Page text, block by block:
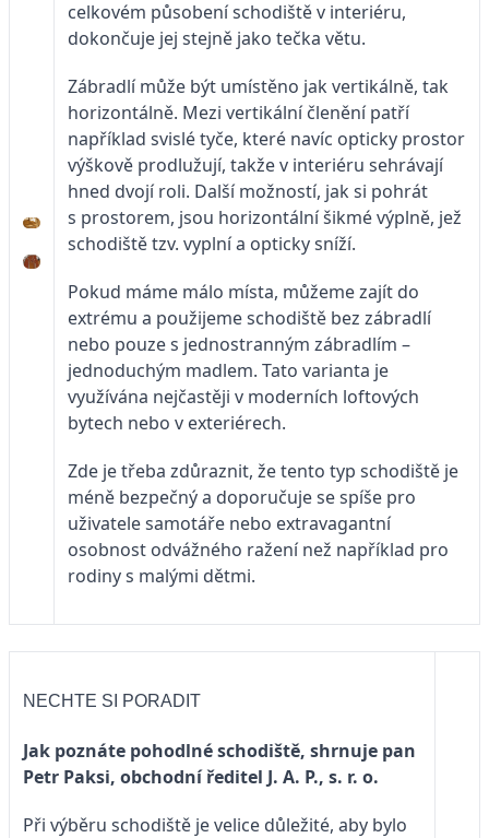
celkovém působení schodiště v interiéru,
dokončuje jej stejně jako tečka větu.
Zábradlí může být umístěno jak vertikálně, tak
horizontálně. Mezi vertikální členění patří
například svislé tyče, které navíc opticky prostor
výškově prodlužují, takže v interiéru sehrávají
hned dvojí roli. Další možností, jak si pohrát
s prostorem, jsou horizontální šikmé výplně, jež
schodiště tzv. vyplní a opticky sníží.
Pokud máme málo místa, můžeme zajít do
extrému a použijeme schodiště bez zábradlí
nebo pouze s jednostranným zábradlím –
jednoduchým madlem. Tato varianta je
využívána nejčastěji v moderních loftových
bytech nebo v exteriérech.
Zde je třeba zdůraznit, že tento typ schodiště je
méně bezpečný a doporučuje se spíše pro
uživatele samotáře nebo extravagantní
osobnost odvážného ražení než například pro
rodiny s malými dětmi.
NECHTE SI PORADIT
Jak poznáte pohodlné schodiště, shrnuje pan
Petr Paksi, obchodní ředitel J. A. P., s. r. o.
Při výběru schodiště je velice důležité, aby bylo